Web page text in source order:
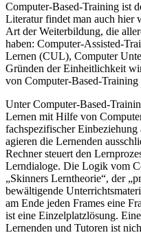
Computer-Based-Training ist
Literatur findet man auch hier
Art der Weiterbildung, die
haben: Computer-Assisted-
Lernen (CUL), Computer
Gründen der Einheitlichkeit
von Computer-Based-Training
Unter Computer-Based-
Lernen mit Hilfe von
fachspezifischer
agieren die Lernenden
Rechner steuert den
Lerndialoge. Die Logik vom
„Skinners Lerntheorie“, der
bewältigende
am Ende jeden Frames eine
ist eine Einzelplatzlösung.
Lernenden und Tutoren ist